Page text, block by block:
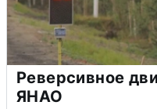
Реверсивное
ЯНАО